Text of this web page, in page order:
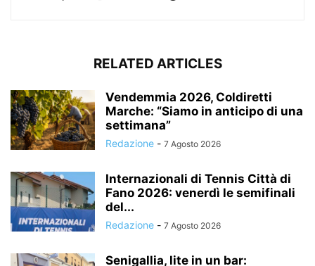
RELATED ARTICLES
Vendemmia 2026, Coldiretti
Marche: “Siamo in anticipo di una
settimana”
Redazione - 7 Agosto 2026
Internazionali di Tennis Città di
Fano 2026: venerdì le semifinali
del...
Redazione - 7 Agosto 2026
Senigallia, lite in un bar: